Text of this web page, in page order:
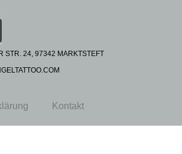
STR. 24, 97342 MARKTSTEFT
Kontakt